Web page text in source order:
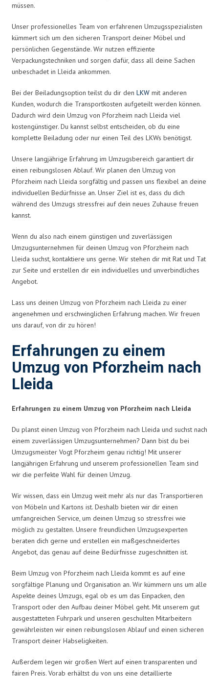
müssen.
Unser professionelles Team von erfahrenen Umzugsspezialisten
kümmert sich um den sicheren Transport deiner Möbel und
persönlichen Gegenstände. Wir nutzen effiziente
Verpackungstechniken und sorgen dafür, dass all deine Sachen
unbeschadet in Lleida ankommen.
Bei der Beiladungsoption teilst du dir den LKW mit anderen
Kunden, wodurch die Transportkosten aufgeteilt werden können.
Dadurch wird dein Umzug von Pforzheim nach Lleida viel
kostengünstiger. Du kannst selbst entscheiden, ob du eine
komplette Beiladung oder nur einen Teil des LKWs benötigst.
Unsere langjährige Erfahrung im Umzugsbereich garantiert dir
einen reibungslosen Ablauf. Wir planen den Umzug von
Pforzheim nach Lleida sorgfältig und passen uns flexibel an deine
individuellen Bedürfnisse an. Unser Ziel ist es, dass du dich
während des Umzugs stressfrei auf dein neues Zuhause freuen
kannst.
Wenn du also nach einem günstigen und zuverlässigen
Umzugsunternehmen für deinen Umzug von Pforzheim nach
Lleida suchst, kontaktiere uns gerne. Wir stehen dir mit Rat und Tat
zur Seite und erstellen dir ein individuelles und unverbindliches
Angebot.
Lass uns deinen Umzug von Pforzheim nach Lleida zu einer
angenehmen und erschwinglichen Erfahrung machen. Wir freuen
uns darauf, von dir zu hören!
Erfahrungen zu einem
Umzug von Pforzheim nach
Lleida
Erfahrungen zu einem Umzug von Pforzheim nach Lleida
Du planst einen Umzug von Pforzheim nach Lleida und suchst nach
einem zuverlässigen Umzugsunternehmen? Dann bist du bei
Umzugsmeister Vogt Pforzheim genau richtig! Mit unserer
langjährigen Erfahrung und unserem professionellen Team sind
wir die perfekte Wahl für deinen Umzug.
Wir wissen, dass ein Umzug weit mehr als nur das Transportieren
von Möbeln und Kartons ist. Deshalb bieten wir dir einen
umfangreichen Service, um deinen Umzug so stressfrei wie
möglich zu gestalten. Unsere freundlichen Umzugsexperten
beraten dich gerne und erstellen ein maßgeschneidertes
Angebot, das genau auf deine Bedürfnisse zugeschnitten ist.
Beim Umzug von Pforzheim nach Lleida kommt es auf eine
sorgfältige Planung und Organisation an. Wir kümmern uns um alle
Aspekte deines Umzugs, egal ob es um das Einpacken, den
Transport oder den Aufbau deiner Möbel geht. Mit unserem gut
ausgestatteten Fuhrpark und unseren geschulten Mitarbeitern
gewährleisten wir einen reibungslosen Ablauf und einen sicheren
Transport deiner Habseligkeiten.
Außerdem legen wir großen Wert auf einen transparenten und
fairen Preis. Vorab erhältst du von uns eine detaillierte